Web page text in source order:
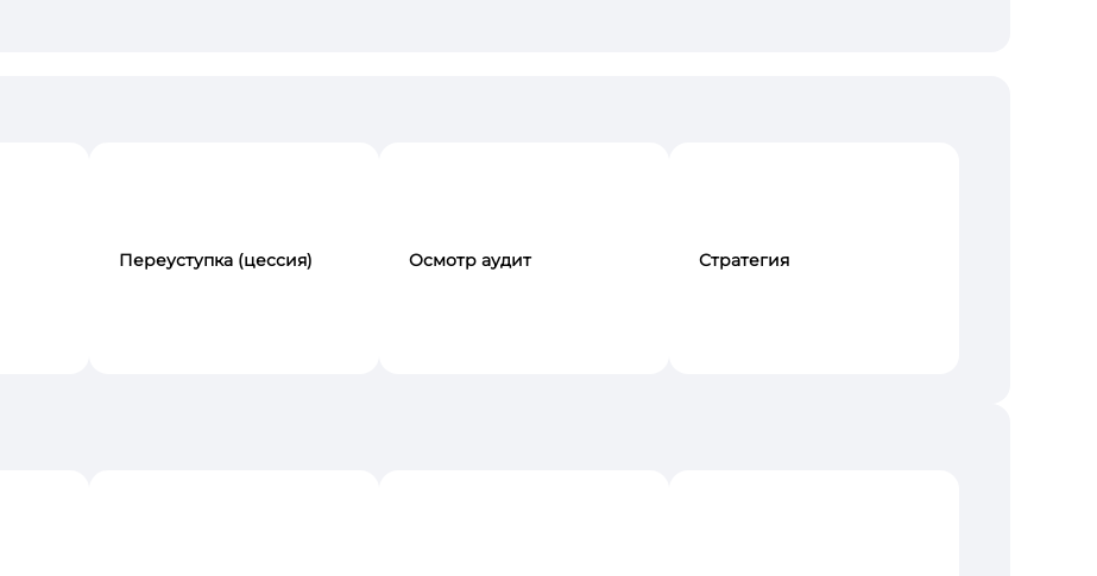
Переуступка (цессия) Осмотр аудит Стратегия